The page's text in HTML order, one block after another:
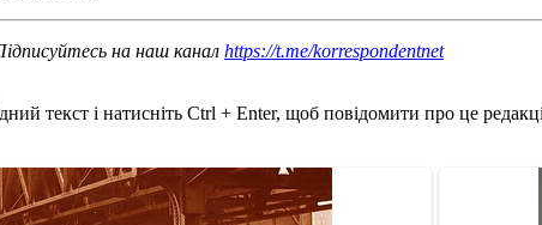
на наш канал https://t.me/korrespondentnet
текст і натисніть Ctrl + Enter, щоб повідомити про це